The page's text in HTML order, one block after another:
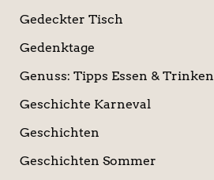
Gedeckter Tisch
Gedenktage
Genuss: Tipps Essen & Trinken
Geschichte Karneval
Geschichten
Geschichten Sommer